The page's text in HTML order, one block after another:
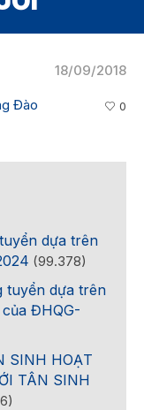
18/09/2018
Đào
0
dựa trên
(99.378)
tuyển dựa trên
ĐHQG-
SINH HOẠT
TÂN SINH